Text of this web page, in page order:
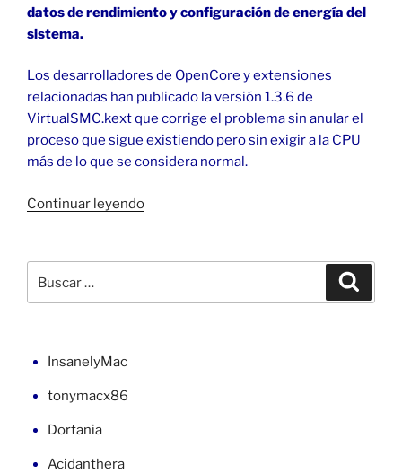
datos de rendimiento y configuración de energía del
sistema.
Los desarrolladores de OpenCore y extensiones
relacionadas han publicado la versión 1.3.6 de
VirtualSMC.kext que corrige el problema sin anular el
proceso que sigue existiendo pero sin exigir a la CPU
más de lo que se considera normal.
Continuar leyendo«Proceso
macOS
por:
InsanelyMac
tonymacx86
Dortania
Acidanthera